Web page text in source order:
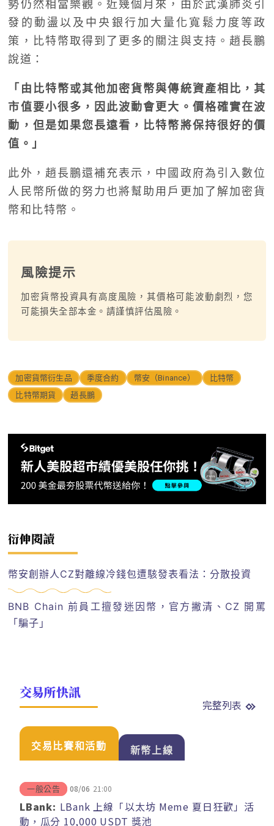
勢仍然相當樂觀。近幾個月來，由於武漢肺炎引
發的動盪以及中央銀行加大量化寬鬆力度等政
策，比特幣取得到了更多的關注與支持。趙長鵬
說道：
「由比特幣或其他加密貨幣與傳統資產相比，其
市值要小很多，因此波動會更大。價格確實在波
動，但是如果您長遠看，比特幣將保持很好的價
值。」
此外，趙長鵬還補充表示，中國政府為引入數位
人民幣所做的努力也將幫助用戶更加了解加密貨
幣和比特幣。
風險提示
加密貨幣投資具有高度風險，其價格可能波動劇烈，您
可能損失全部本金。請謹慎評估風險。
加密貨幣衍生品 季度合約 幣安（Binance）
比特幣
比特幣期貨
趙長鵬
衍伸閱讀
幣安創辦人CZ對離線冷錢包遭駭發表看法：分散投資
BNB Chain 前員工擅發迷因幣，官方撇清、CZ 開罵
「騙子」
交易所快訊
完整列表
交易比賽和活動 新幣上線
一般公告 08/06 21:00
LBank: LBank 上線「以太坊 Meme 夏日狂歡」活
動，瓜分 10,000 USDT 獎池